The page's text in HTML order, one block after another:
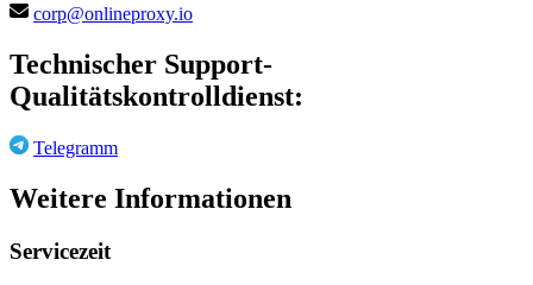
corp@onlineproxy.io
Technischer Support-
Qualitätskontrolldienst:
Telegramm
Weitere Informationen
Servicezeit